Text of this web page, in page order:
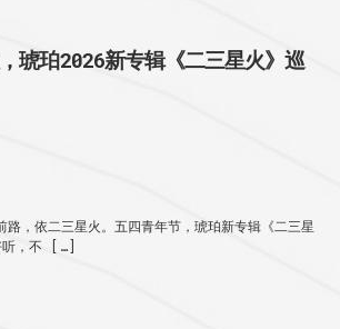
琥珀2026新专辑《二三星火》巡
路，依二三星火。五四青年节，琥珀新专辑《二三星
听，不 […]